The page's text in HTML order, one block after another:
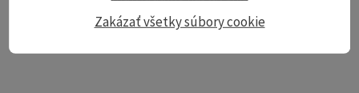
Display complete description
Zakázať všetky súbory cookie